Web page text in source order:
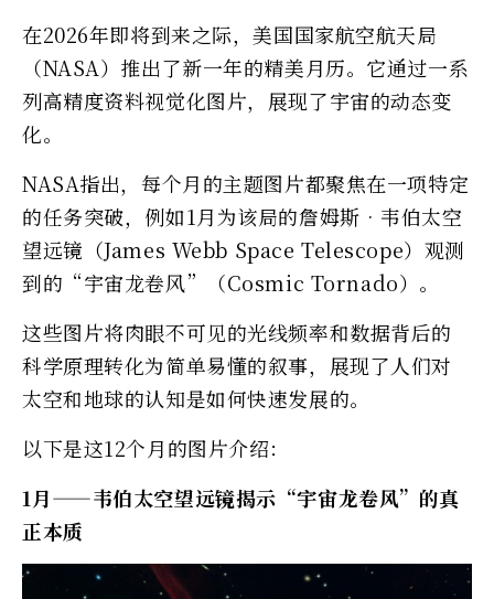
在2026年即将到来之际，美国国家航空航天局
（NASA）推出了新一年的精美月历。它通过一系
列高精度资料视觉化图片，展现了宇宙的动态变
化。
NASA指出，每个月的主题图片都聚焦在一项特定
的任务突破，例如1月为该局的詹姆斯‧韦伯太空
望远镜（James Webb Space Telescope）观测
到的“宇宙龙卷风”（Cosmic Tornado）。
这些图片将肉眼不可见的光线频率和数据背后的
科学原理转化为简单易懂的叙事，展现了人们对
太空和地球的认知是如何快速发展的。
以下是这12个月的图片介绍：
1月——韦伯太空望远镜揭示“宇宙龙卷风”的真
正本质